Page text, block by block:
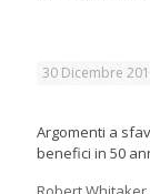
30 Dicembre
Argomenti a
benefici in 50